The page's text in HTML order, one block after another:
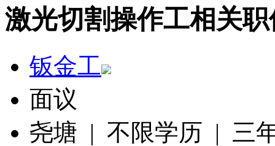
激光切割操作工相关职
钣金工
面议
尧塘 | 不限学历 | 三